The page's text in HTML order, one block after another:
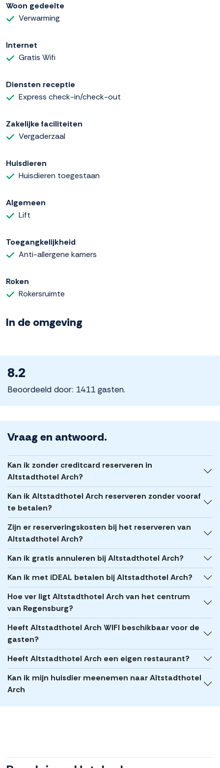
Woon gedeelte
Verwarming
Internet
Gratis Wifi
Diensten receptie
Express check-in/check-out
Zakelijke faciliteiten
Vergaderzaal
Huisdieren
Huisdieren toegestaan
Algemeen
Lift
Toegangkelijkheid
Anti-allergene kamers
Roken
Rokersruimte
In de omgeving
8.2
Beoordeeld door: 1411 gasten.
Vraag en antwoord.
Kan ik zonder creditcard reserveren in
Altstadthotel Arch?
Kan ik Altstadthotel Arch reserveren zonder vooraf
te betalen?
Zijn er reserveringskosten bij het reserveren van
Altstadthotel Arch?
Kan ik gratis annuleren bij Altstadthotel Arch?
Kan ik met iDEAL betalen bij Altstadthotel Arch?
Hoe ver ligt Altstadthotel Arch van het centrum
van Regensburg?
Heeft Altstadthotel Arch WIFI beschikbaar voor de
gasten?
Heeft Altstadthotel Arch een eigen restaurant?
Kan ik mijn huisdier meenemen naar Altstadthotel
Arch